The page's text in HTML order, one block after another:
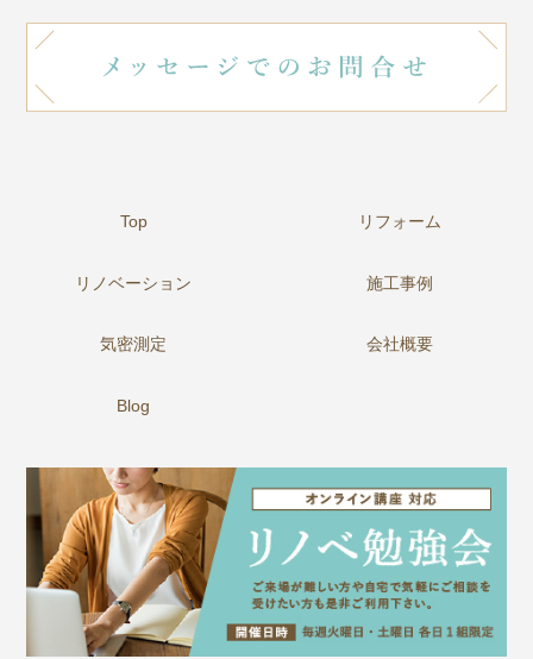
Top リフォーム
リノベーション 施工事例
気密測定 会社概要
Blog